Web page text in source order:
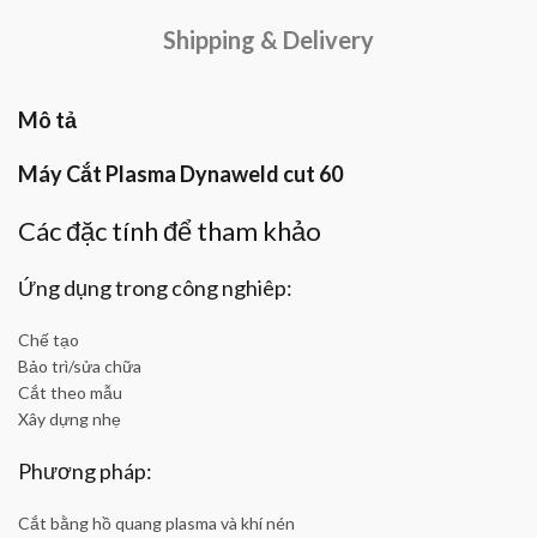
Shipping & Delivery
Mô tả
Máy Cắt Plasma Dynaweld cut 60
Các đặc tính để tham khảo
Ứng dụng trong công nghiêp:
Chế tạo
Bảo trì/sửa chữa
Cắt theo mẫu
Xây dựng nhẹ
Phương pháp:
Cắt bằng hồ quang plasma và khí nén